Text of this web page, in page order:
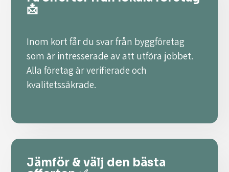
📩
Inom kort får du svar från byggföretag
som är intresserade av att utföra jobbet.
Alla företag är verifierade och
kvalitetssäkrade.
Jämför & välj den bästa